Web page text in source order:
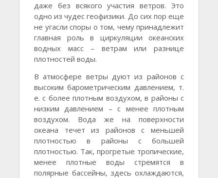
даже без всякого участия ветров. Это
одно из чудес геофизики. До сих пор еще
не угасли споры о том, чему принадлежит
главная роль в циркуляции океанских
водных масс – ветрам или разнице
плотностей воды.
В атмосфере ветры дуют из районов с
высоким барометрическим давлением, т.
е. с более плотным воздухом, в районы с
низким давлением – с менее плотным
воздухом. Вода же на поверхности
океана течет из районов с меньшей
плотностью в районы с большей
плотностью. Так, прогретые тропические,
менее плотные воды стремятся в
полярные бассейны, здесь охлаждаются,